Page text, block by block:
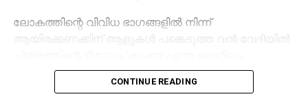
ലോകത്തിന്റെ വിവിധ ഭാഗങ്ങളില്‍ നിന്ന്
ആയിരക്കണക്കിന് ആളുകള്‍ പങ്കെടുത്ത വന്‍ വേദിയില്‍
പുറത്തിറക്കിയിരുന്നു. സാങ്കേതിക പ്രശ്‌നങ്ങള്‍ നേരിട്ട
സമയത്താണ് രാജമൗലി വിവാദമായി മാറിയ പ്രസ്താവന
CONTINUE READING